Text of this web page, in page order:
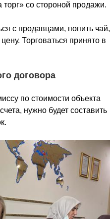
со стороной продажи.
с продавцами, попить чай,
Торговаться принято в
договора
по стоимости объекта
нужно будет составить